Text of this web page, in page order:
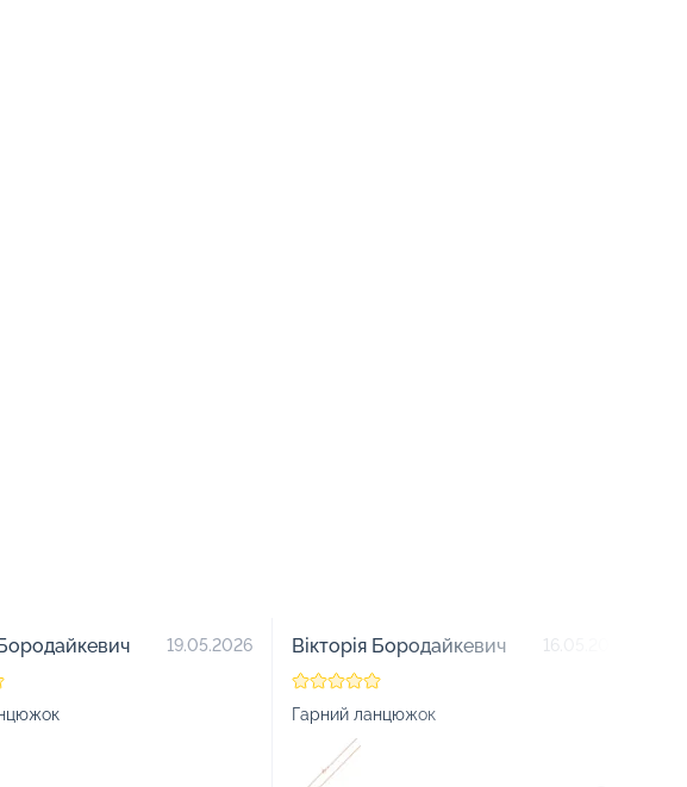
19.05.2026 Вікторія Бородайкевич 16.05.2026
Гарний ланцюжок